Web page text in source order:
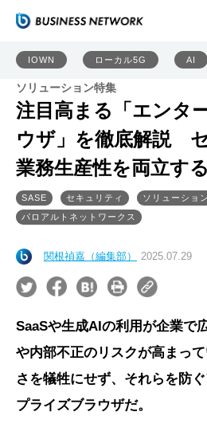
IOWN ローカル5G AI
ソリューション特集
注目高まる「エンタ
ウザ」を徹底解説
業務生産性を両立す
SASE セキュリティ
ソリューショ
パロアルトネットワークス
関根禎嘉（編集部） 2025.07.29
SaaSや生成AIの利用が企業で
や内部不正のリスクが高まっ
さを犠牲にせず、それらを防
プライズブラウザだ。